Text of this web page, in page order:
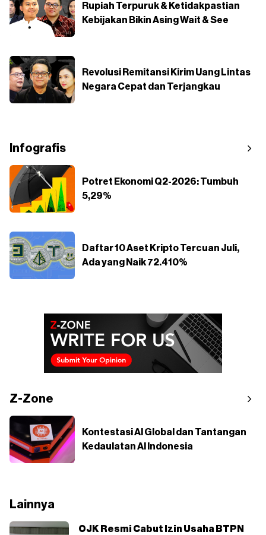
Rupiah Terpuruk & Ketidakpastian
Kebijakan Bikin Asing Wait & See
Revolusi Remitansi Kirim Uang Lintas
Negara Cepat dan Terjangkau
Infografis
Potret Ekonomi Q2-2026: Tumbuh
5,29%
Daftar 10 Aset Kripto Tercuan Juli,
Ada yang Naik 72.410%
Z-Zone
Kontestasi AI Global dan Tantangan
Kedaulatan AI Indonesia
Lainnya
OJK Resmi Cabut Izin Usaha BTPN